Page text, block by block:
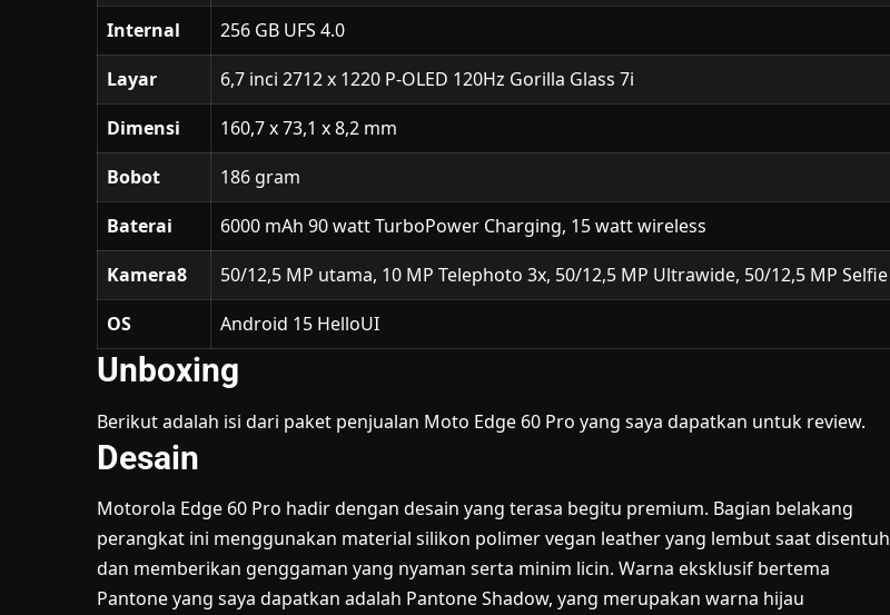
Internal
256 GB UFS 4.0
Layar
6,7 inci 2712 x 1220 P-OLED 120Hz Gorilla Glass 7i
Dimensi
160,7 x 73,1 x 8,2 mm
Bobot
186 gram
Baterai
6000 mAh 90 watt TurboPower Charging, 15 watt wireless
Kamera8
50/12,5 MP utama, 10 MP Telephoto 3x, 50/12,5 MP Ultrawide, 50/12,5 MP Selfie
OS
Android 15 HelloUI
Unboxing
Berikut adalah isi dari paket penjualan Moto Edge 60 Pro yang saya dapatkan untuk review.
Desain
Motorola Edge 60 Pro hadir dengan desain yang terasa begitu premium. Bagian belakang
perangkat ini menggunakan material silikon polimer vegan leather yang lembut saat disentuh
dan memberikan genggaman yang nyaman serta minim licin. Warna eksklusif bertema
Pantone yang saya dapatkan adalah Pantone Shadow, yang merupakan warna hijau